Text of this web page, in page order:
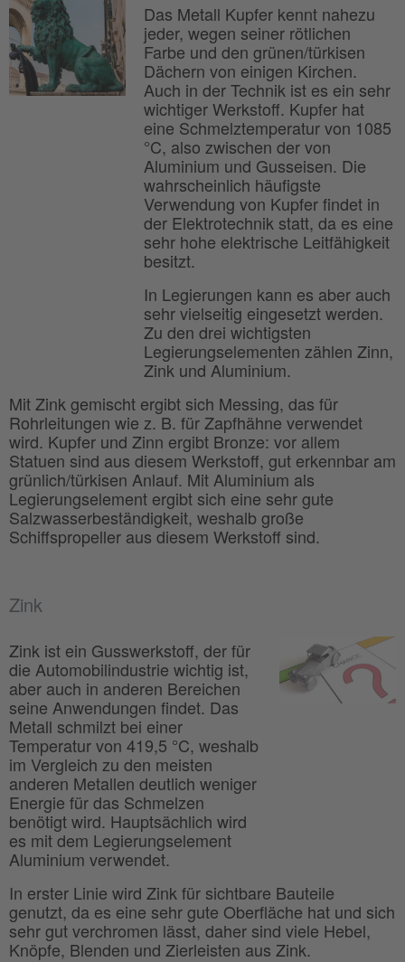
Das Metall Kupfer kennt nahezu
jeder, wegen seiner rötlichen
Farbe und den grünen/türkisen
Dächern von einigen Kirchen.
Auch in der Technik ist es ein sehr
wichtiger Werkstoff. Kupfer hat
eine Schmelztemperatur von 1085
°C, also zwischen der von
Aluminium und Gusseisen. Die
wahrscheinlich häufigste
Verwendung von Kupfer findet in
der Elektrotechnik statt, da es eine
sehr hohe elektrische Leitfähigkeit
besitzt.
In Legierungen kann es aber auch
sehr vielseitig eingesetzt werden.
Zu den drei wichtigsten
Legierungselementen zählen Zinn,
Zink und Aluminium.
Mit Zink gemischt ergibt sich Messing, das für
Rohrleitungen wie z. B. für Zapfhähne verwendet
wird. Kupfer und Zinn ergibt Bronze: vor allem
Statuen sind aus diesem Werkstoff, gut erkennbar am
grünlich/türkisen Anlauf. Mit Aluminium als
Legierungselement ergibt sich eine sehr gute
Salzwasserbeständigkeit, weshalb große
Schiffspropeller aus diesem Werkstoff sind.
Zink
Zink ist ein Gusswerkstoff, der für
die Automobilindustrie wichtig ist,
aber auch in anderen Bereichen
seine Anwendungen findet. Das
Metall schmilzt bei einer
Temperatur von 419,5 °C, weshalb
im Vergleich zu den meisten
anderen Metallen deutlich weniger
Energie für das Schmelzen
benötigt wird. Hauptsächlich wird
es mit dem Legierungselement
Aluminium verwendet.
In erster Linie wird Zink für sichtbare Bauteile
genutzt, da es eine sehr gute Oberfläche hat und sich
sehr gut verchromen lässt, daher sind viele Hebel,
Knöpfe, Blenden und Zierleisten aus Zink.